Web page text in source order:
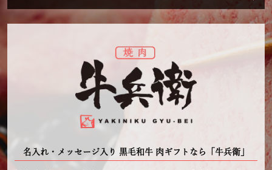
名入れ・メッセージ入り 黒毛和牛 肉ギフトなら「牛兵衛」